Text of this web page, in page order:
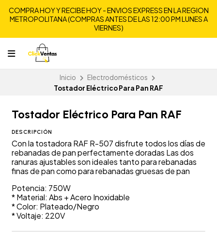
COMPRA HOY Y RECIBE HOY - ENVIOS EXPRESS EN LA REGION
METROPOLITANA (COMPRAS ANTES DE LAS 12:00 PM LUNES A
VIERNES)
Inicio
Electrodomésticos
Tostador Eléctrico Para Pan RAF
Tostador Eléctrico Para Pan RAF
DESCRIPCIÓN
Con la tostadora RAF R-507 disfrute todos los días de
rebanadas de pan perfectamente doradas Las dos
ranuras ajustables son ideales tanto para rebanadas
finas de pan como para rebanadas gruesas de pan
Potencia: 750W
* Material: Abs + Acero Inoxidable
* Color: Plateado/Negro
* Voltaje: 220V